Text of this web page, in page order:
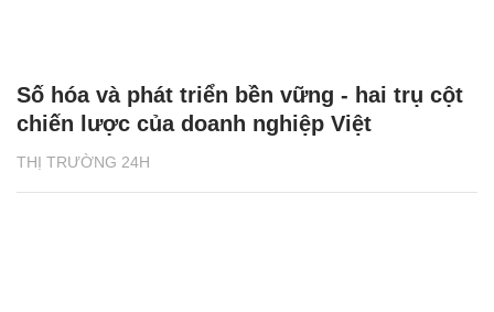
THỊ TRƯỜNG 24H
Số hóa và phát triển bền vững - hai trụ cột
chiến lược của doanh nghiệp Việt